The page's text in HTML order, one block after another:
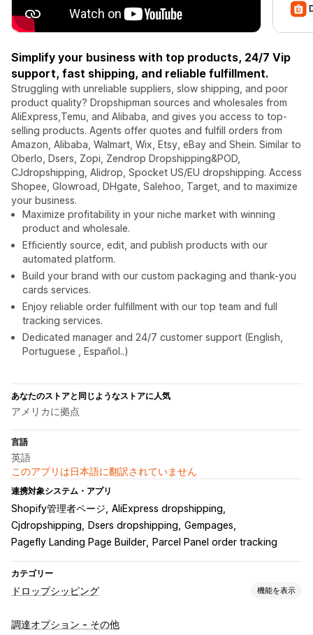
Simplify your business with top products, 24/7 Vip
support, fast shipping, and reliable fulfillment.
Struggling with unreliable suppliers, slow shipping, and poor
product quality? Dropshipman sources and wholesales from
AliExpress,Temu, and Alibaba, and gives you access to top-
selling products. Agents offer quotes and fulfill orders from
Amazon, Alibaba, Walmart, Wix, Etsy, eBay and Shein. Similar to
Oberlo, Dsers, Zopi, Zendrop Dropshipping&POD,
CJdropshipping, Alidrop, Spocket US/EU dropshipping. Access
Shopee, Glowroad, DHgate, Salehoo, Target, and to maximize
your business.
Maximize profitability in your niche market with winning
product and wholesale.
Efficiently source, edit, and publish products with our
automated platform.
Build your brand with our custom packaging and thank-you
cards services.
Enjoy reliable order fulfillment with our top team and full
tracking services.
Dedicated manager and 24/7 customer support (English,
Portuguese , Español..)
あなたのストアと同じようなストアに人気
アメリカに拠点
言語
英語
このアプリは日本語に翻訳されていません
連携対象システム・アプリ
Shopify管理者ページ AliExpress dropshipping
Cjdropshipping
Dsers dropshipping Gempages
Pagefly Landing Page Builder
Parcel Panel order tracking
カテゴリー
ドロップシッピング 機能を表示
販売可能な商品
調達オプション - その他